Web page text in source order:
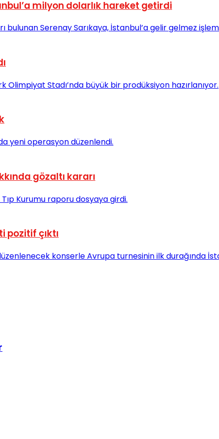
milyon dolarlık hareket getirdi
gözaltı kararı
pozitif çıktı